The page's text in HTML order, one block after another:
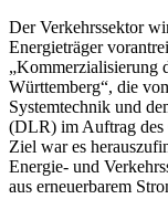
Der Verkehrssektor
Energieträger
„Kommerzialisierung
Württemberg“, die
Systemtechnik und
(DLR) im Auftrag des
Ziel war es
Energie- und
aus erneuerbarem